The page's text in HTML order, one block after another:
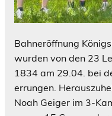
Bahneröffnung
wurden von den 23
1834 am 29.04. bei
errungen.
Noah Geiger im 3-